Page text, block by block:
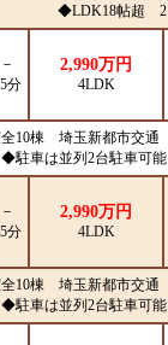
◆LDK18帖超 2
－
分
2,990万円
4LDK
10棟 埼玉新都市交通
◆駐車は並列2台駐車可
－
分
2,990万円
4LDK
10棟 埼玉新都市交通
◆駐車は並列2台駐車可